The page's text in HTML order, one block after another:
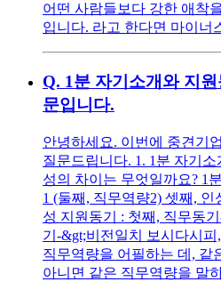
어떤 사람들보다 강한 애착
입니다. 라고 한다면 마이너
Q. 1분 자기소개와 지
문입니다.
안녕하세요. 이번에 중견기
질문드립니다. 1. 1분 자기
성의 차이는 무엇일까요? 1
1 (둘째, 직무역량2) 셋째,
성 지원동기 : 첫째, 직무동
기-&gt;비전일치 보시다시
직무역량을 어필하는 데, 같
아니면 같은 직무역량을 말